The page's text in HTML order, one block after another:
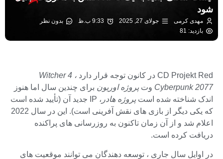
شود
مهدی کرمی جولای 27, 2025 9:33 ب.ظ
بدون نظر
بازدید: 81
CD Projekt Red در کانون توجه قرار دارد
Witcher 4 ،
Cyberpunk 2077 وت پروژه اوریون برای چندین سال اما هنوز
اندک شناخته شده است پروژه هادر
، IP جدید آن (تأیید شده است
که یکی دیگر از بازی های نقش آفرینی است). این در سال 2022
اعلام شد و از آن زمان تاکنون به روزرسانی های پراکنده
دریافت کرده است.
در اوایل سال جاری ، توسعه دهندگان می توانند موقعیت های